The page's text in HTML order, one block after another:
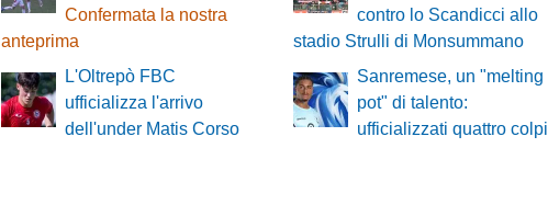
Confermata la nostra
anteprima
contro lo Scandicci allo
stadio Strulli di Monsummano
L'Oltrepò FBC
ufficializza l'arrivo
dell'under Matis Corso
Sanremese, un "melting
pot" di talento:
ufficializzati quattro colpi